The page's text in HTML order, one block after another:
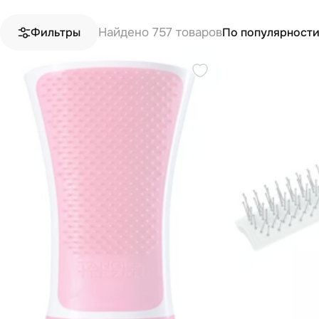
Фильтры Найдено 757 товаровПо популярности